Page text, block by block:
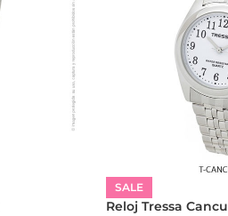
SALE
Reloj Tressa